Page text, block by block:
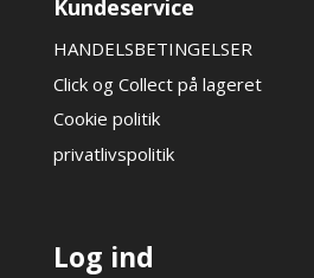
Kundeservice
HANDELSBETINGELSER
Click og Collect på lageret
Cookie politik
privatlivspolitik
Log ind